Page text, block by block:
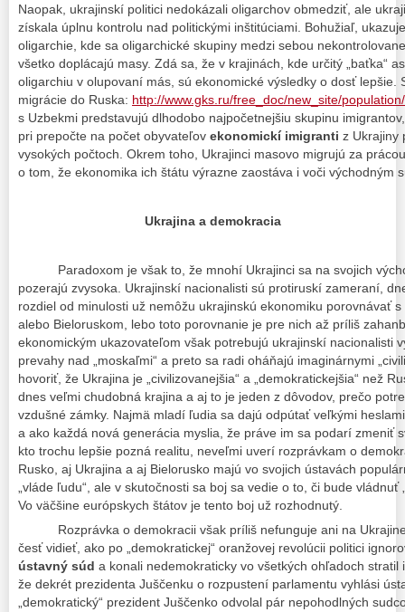
Naopak, ukrajinskí politici nedokázali oligarchov obmedziť, ale
získala úplnu kontrolu nad politickými inštitúciami. Bohužiaľ,
oligarchie, kde sa oligarchické skupiny medzi sebou
všetko doplácajú masy. Zdá sa, že v krajinách, kde určitý „baťka“
oligarchiu v olupovaní más, sú ekonomické výsledky o dosť lepšie.
migrácie do Ruska: http://www.gks.ru/free_doc/new_site/
s Uzbekmi predstavujú dlhodobo najpočetnejšiu skupinu
pri prepočte na počet obyvateľov ekonomickí imigranti z Ukrajiny
vysokých počtoch. Okrem toho, Ukrajinci masovo migrujú za
o tom, že ekonomika ich štátu výrazne zaostáva i voči východným
Ukrajina a demokracia
Paradoxom je však to, že mnohí Ukrajinci sa na svojich
pozerajú zvysoka. Ukrajinskí nacionalisti sú protiruskí zameraní,
rozdiel od minulosti už nemôžu ukrajinskú ekonomiku porovnávať
alebo Bieloruskom, lebo toto porovnanie je pre nich až príliš
ekonomickým ukazovateľom však potrebujú ukrajinskí nacionalisti
prevahy nad „moskaľmi“ a preto sa radi oháňajú imaginárnymi
hovoriť, že Ukrajina je „civilizovanejšia“ a „demokratickejšia“ než
dnes veľmi chudobná krajina a aj to je jeden z dôvodov, prečo
vzdušné zámky. Najmä mladí ľudia sa dajú odpútať veľkými
a ako každá nová generácia myslia, že práve im sa podarí zmeniť
kto trochu lepšie pozná realitu, neveľmi uverí rozprávkam o
Rusko, aj Ukrajina a aj Bielorusko majú vo svojich ústavách
„vláde ľudu“, ale v skutočnosti sa boj sa vedie o to, či bude vládnuť
Vo väčšine európskych štátov je tento boj už rozhodnutý.
Rozprávka o demokracii však príliš nefunguje ani na
česť vidieť, ako po „demokratickej“ oranžovej revolúcii politici
ústavný súd a konali nedemokraticky vo všetkých ohľadoch
že dekrét prezidenta Juščenku o rozpustení parlamentu vyhlási
„demokratický“ prezident Juščenko odvolal pár nepohodlných